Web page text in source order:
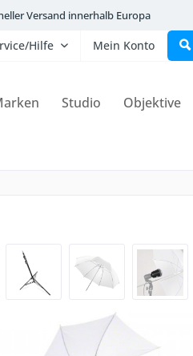
Versand innerhalb Europa
Hilfe Mein Konto
Studio Objektive